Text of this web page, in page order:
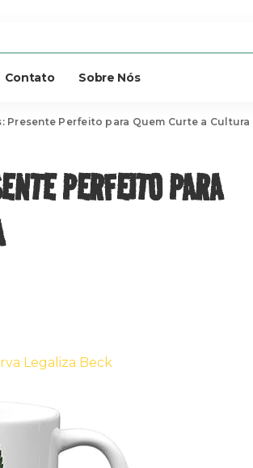
Contato Sobre Nós
Perfeito para Quem Curte a Cultura Canábica
PERFEITO PARA
Legaliza Beck